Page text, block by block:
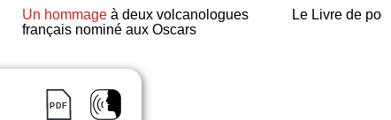
ADJUST COLORS
Un hommageà deux volcanologues
français nominé aux Oscars
Le Livre de